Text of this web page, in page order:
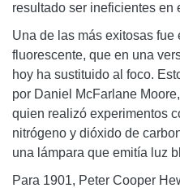
resultado ser ineficientes en
Una de las más exitosas
fluorescente, que en una
hoy ha sustituido al foco.
por Daniel McFarlane
quien realizó experimentos
nitrógeno y dióxido de
una lámpara que emitía luz
Para 1901, Peter Cooper